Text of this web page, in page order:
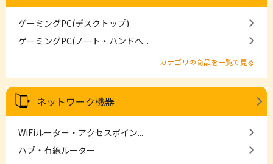
ゲーミングPC(デスクトップ)
ゲーミングPC(ノート・ハンドヘ...
カテゴリの商品を一覧で見る
ネットワーク機器
WiFiルーター・アクセスポイン...
ハブ・有線ルーター